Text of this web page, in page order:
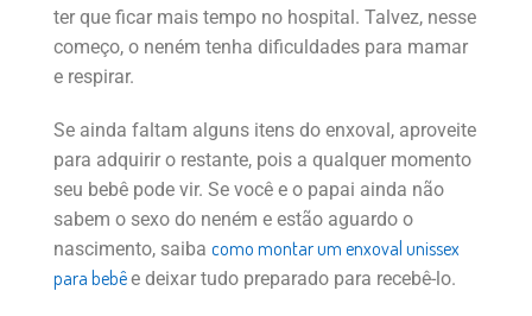
ter que ficar mais tempo no hospital. Talvez, nesse
começo, o neném tenha dificuldades para mamar
e respirar.
Se ainda faltam alguns itens do enxoval, aproveite
para adquirir o restante, pois a qualquer momento
seu bebê pode vir. Se você e o papai ainda não
sabem o sexo do neném e estão aguardo o
nascimento, saiba como montar um enxoval unissex
para bebêe deixar tudo preparado para recebê-lo.